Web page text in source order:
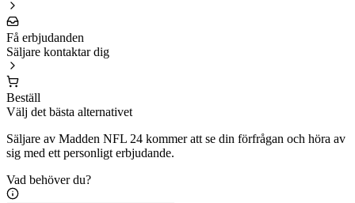
Få erbjudanden
Säljare kontaktar dig
Beställ
Välj det bästa alternativet
Säljare av Madden NFL 24 kommer att se din förfrågan och höra av
sig med ett personligt erbjudande.
Vad behöver du?